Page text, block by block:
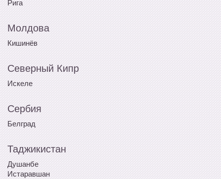
Рига
Молдова
Кишинёв
Северный Кипр
Искеле
Сербия
Белград
Таджикистан
Душанбе
Истаравшан